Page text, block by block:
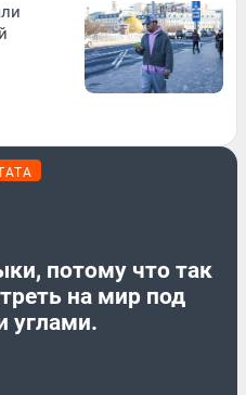
потому что так
на мир под
углами.